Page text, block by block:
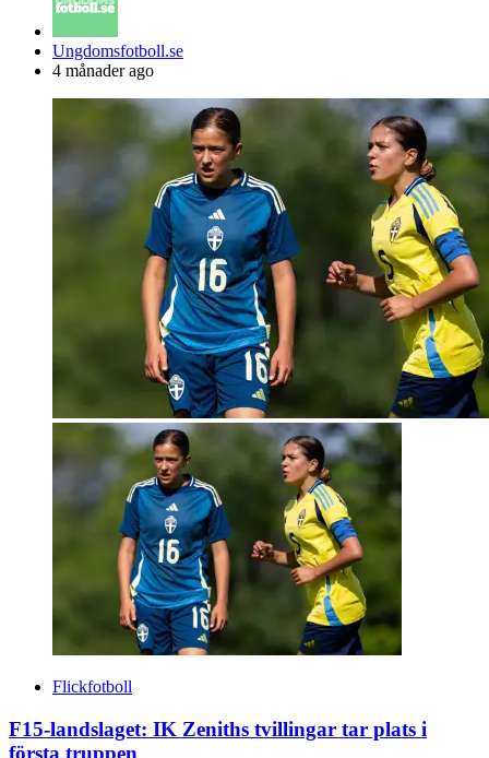
Posted
by
Ungdomsfotboll.se
4 månader ago
Flickfotboll
F15-landslaget: IK Zeniths tvillingar tar plats i
första truppen